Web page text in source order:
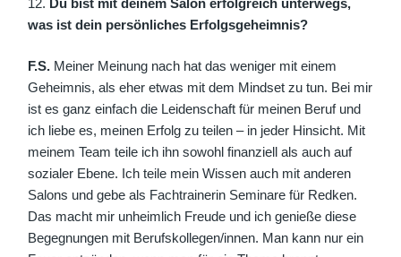
was ist dein persönliches Erfolgsgeheimnis?
F.S. Meiner Meinung nach hat das weniger mit einem
Geheimnis, als eher etwas mit dem Mindset zu tun. Bei mir
ist es ganz einfach die Leidenschaft für meinen Beruf und
ich liebe es, meinen Erfolg zu teilen – in jeder Hinsicht. Mit
meinem Team teile ich ihn sowohl finanziell als auch auf
sozialer Ebene. Ich teile mein Wissen auch mit anderen
Salons und gebe als Fachtrainerin Seminare für Redken.
Das macht mir unheimlich Freude und ich genieße diese
Begegnungen mit Berufskollegen/innen. Man kann nur ein